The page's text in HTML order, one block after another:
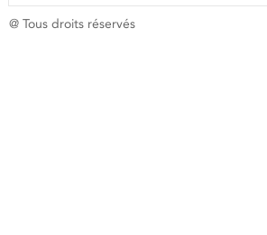
@ Tous droits réservés